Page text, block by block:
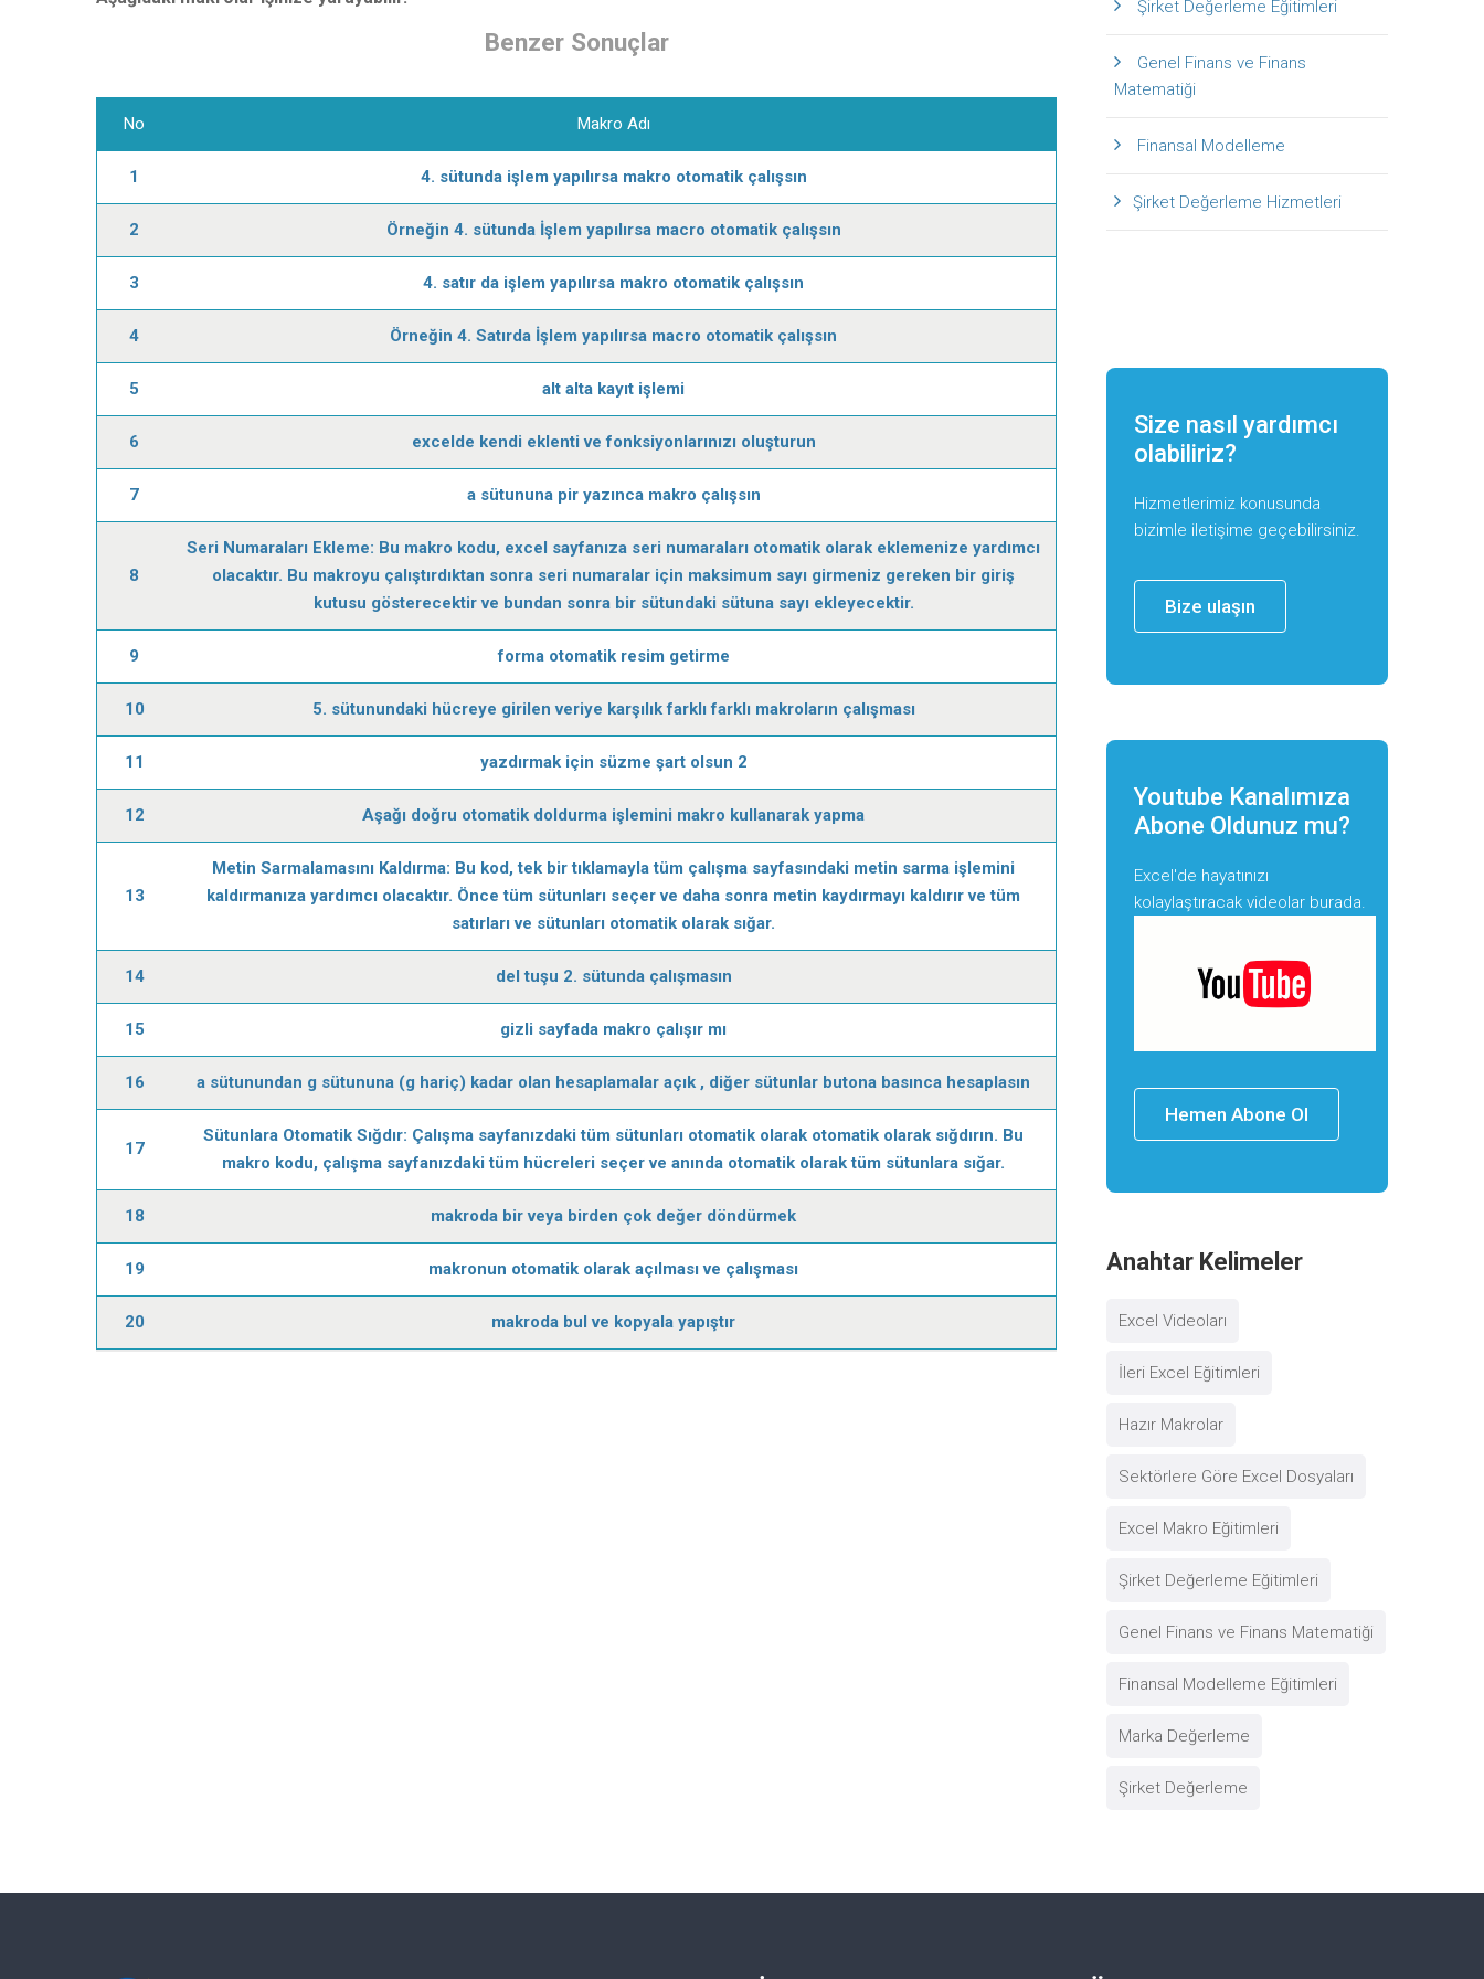
Benzer Sonuçlar
No Makro Adı
1 4. sütunda işlem yapılırsa makro otomatik çalışsın
2 Örneğin 4. sütunda İşlem yapılırsa macro otomatik çalışsın
3 4. satır da işlem yapılırsa makro otomatik çalışsın
4 Örneğin 4. Satırda İşlem yapılırsa macro otomatik çalışsın
5 alt alta kayıt işlemi
6 excelde kendi eklenti ve fonksiyonlarınızı oluşturun
7 a sütununa pir yazınca makro çalışsın
8
Seri Numaraları Ekleme: Bu makro kodu, excel sayfanıza seri numaraları otomatik olarak eklemenize yardımcı
olacaktır. Bu makroyu çalıştırdıktan sonra seri numaralar için maksimum sayı girmeniz gereken bir giriş
kutusu gösterecektir ve bundan sonra bir sütundaki sütuna sayı ekleyecektir.
9 forma otomatik resim getirme
10 5. sütunundaki hücreye girilen veriye karşılık farklı farklı makroların çalışması
11 yazdırmak için süzme şart olsun 2
12 Aşağı doğru otomatik doldurma işlemini makro kullanarak yapma
13
Metin Sarmalamasını Kaldırma: Bu kod, tek bir tıklamayla tüm çalışma sayfasındaki metin sarma işlemini
kaldırmanıza yardımcı olacaktır. Önce tüm sütunları seçer ve daha sonra metin kaydırmayı kaldırır ve tüm
satırları ve sütunları otomatik olarak sığar.
14 del tuşu 2. sütunda çalışmasın
15 gizli sayfada makro çalışır mı
16 a sütunundan g sütununa (g hariç) kadar olan hesaplamalar açık , diğer sütunlar butona basınca hesaplasın
17
Sütunlara Otomatik Sığdır: Çalışma sayfanızdaki tüm sütunları otomatik olarak otomatik olarak sığdırın. Bu
makro kodu, çalışma sayfanızdaki tüm hücreleri seçer ve anında otomatik olarak tüm sütunlara sığar.
18 makroda bir veya birden çok değer döndürmek
19 makronun otomatik olarak açılması ve çalışması
20 makroda bul ve kopyala yapıştır
Şirket Değerleme Eğitimleri
Genel Finans ve Finans
Matematiği
Finansal Modelleme
Şirket Değerleme Hizmetleri
Size nasıl yardımcı
olabiliriz?
Hizmetlerimiz konusunda
bizimle iletişime geçebilirsiniz.
Bize ulaşın
Youtube Kanalımıza
Abone Oldunuz mu?
Excel'de hayatınızı
kolaylaştıracak videolar burada.
Hemen Abone Ol
Anahtar Kelimeler
Excel Videoları
İleri Excel Eğitimleri
Hazır Makrolar
Sektörlere Göre Excel Dosyaları
Excel Makro Eğitimleri
Şirket Değerleme Eğitimleri
Genel Finans ve Finans Matematiği
Finansal Modelleme Eğitimleri
Marka Değerleme
Şirket Değerleme